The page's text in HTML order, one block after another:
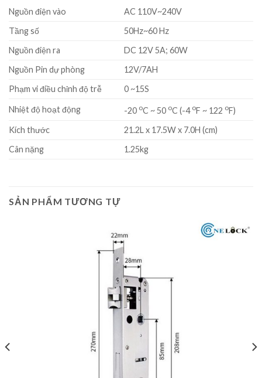
Nguồn điện vào
AC 110V~240V
Tầng số
50Hz~60 Hz
Nguồn điện ra
DC 12V 5A; 60W
Nguồn Pin dự phòng
12V/7AH
Phạm vi điều chỉnh độ trễ
0 ~15S
Nhiệt độ hoạt động -20 oC ~ 50 oC (-4 oF ~ 122 oF)
Kích thước
21.2L x 17.5W x 7.0H (cm)
Cân nặng
1.25kg
SẢN PHẨM TƯƠNG TỰ